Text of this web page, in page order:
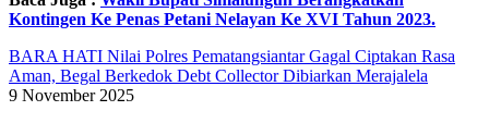
Kontingen Ke Penas Petani Nelayan Ke XVI Tahun 2023.
BARA HATI Nilai Polres Pematangsiantar Gagal Ciptakan Rasa
Aman, Begal Berkedok Debt Collector Dibiarkan Merajalela
9 November 2025